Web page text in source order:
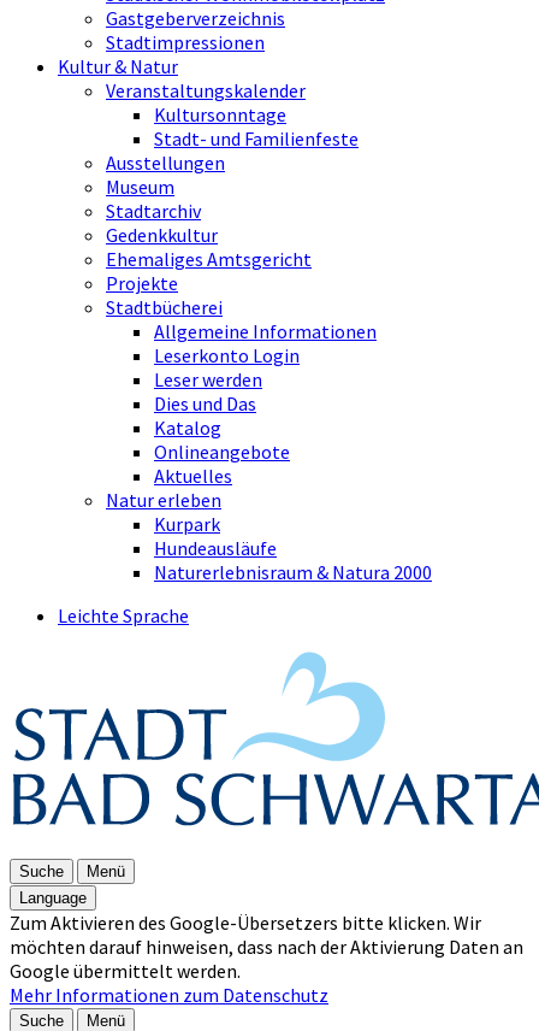
Gastgeberverzeichnis
Stadtimpressionen
Kultur & Natur
Veranstaltungskalender
Kultursonntage
Stadt- und Familienfeste
Ausstellungen
Museum
Stadtarchiv
Gedenkkultur
Ehemaliges Amtsgericht
Projekte
Stadtbücherei
Allgemeine Informationen
Leserkonto Login
Leser werden
Dies und Das
Katalog
Onlineangebote
Aktuelles
Natur erleben
Kurpark
Hundeausläufe
Naturerlebnisraum & Natura 2000
Leichte Sprache
Suche
Menü
Language
Zum Aktivieren des Google-Übersetzers bitte klicken. Wir
möchten darauf hinweisen, dass nach der Aktivierung Daten an
Google übermittelt werden.
Mehr Informationen zum Datenschutz
Suche Menü